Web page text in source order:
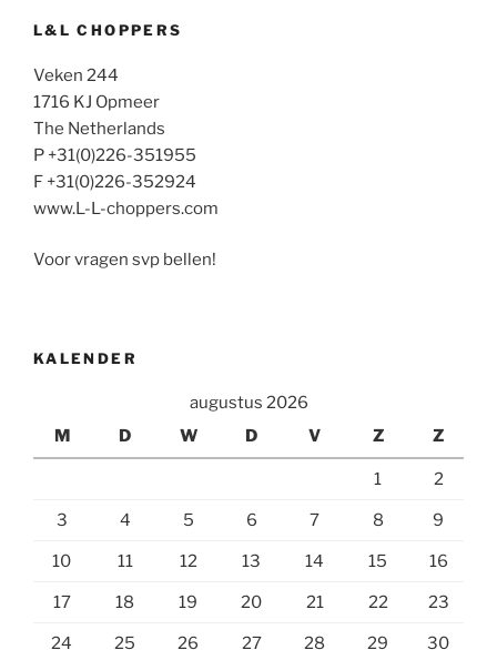
L&L CHOPPERS
Veken 244
1716 KJ Opmeer
The Netherlands
P +31(0)226-351955
F +31(0)226-352924
www.L-L-choppers.com
Voor vragen svp bellen!
KALENDER
augustus 2026
M
D W D V Z Z
1 2
3 4 5 6 7 8 9
10 11 12 13 14 15 16
17 18 19 20 21 22 23
24 25 26 27 28 29 30